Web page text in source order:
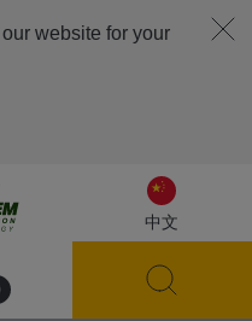
中文
website for your